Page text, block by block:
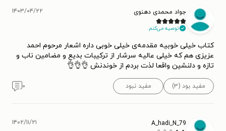
جواد محمدی دهنوی
توصیه می‌کنم.
۱۴۰۳/۰۴/۲۲
کتاب خیلی خوبیه مقدمه‌ی خیلی خوبی داره اشعار مرحوم احمد
عزیزی هم که خیلی عالیه سرشار از ترکیبات بدیع و مضامین ناب و
تازه و دلنشین واقعا لذت بردم از خوندنش 👌👌👌
مفید بود (۳) مفید نبود ۰
A_hadi_N_79 ۱۴۰۲/۱۱/۲۱